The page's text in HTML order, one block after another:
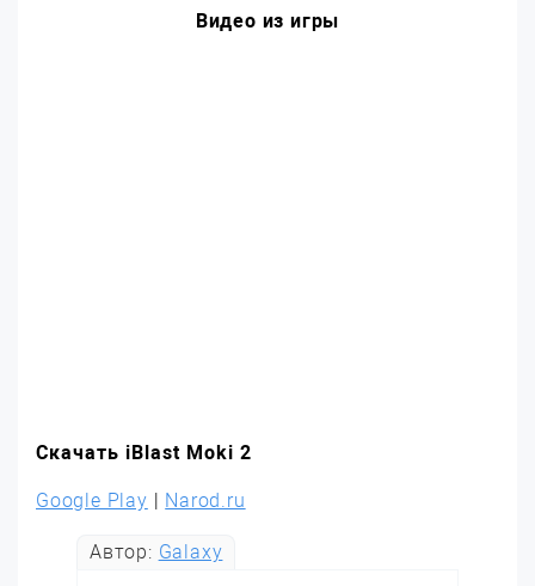
Видео из игры
Скачать iBlast Moki 2
Google Play Narod.ru
Автор: Galaxy